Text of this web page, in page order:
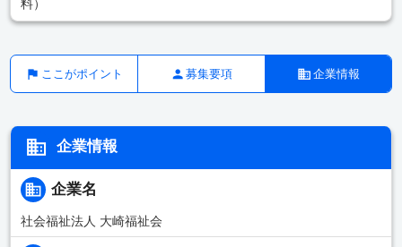
料）
ここがポイント 募集要項 企業情報
企業情報
企業名
社会福祉法人 大崎福祉会